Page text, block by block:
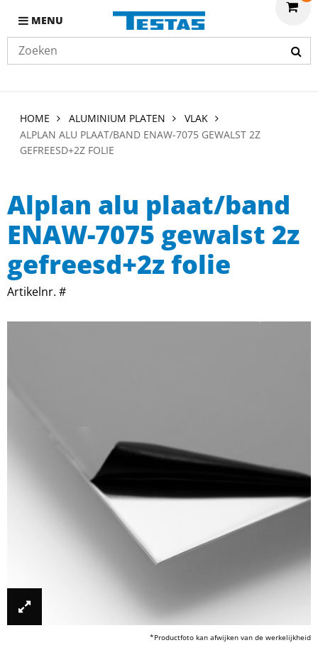
MENU
HOME ALUMINIUM PLATEN
VLAK
ALPLAN ALU PLAAT/BAND ENAW-7075 GEWALST 2Z
GEFREESD+2Z FOLIE
Alplan alu plaat/band
ENAW-7075 gewalst 2z
gefreesd+2z folie
Artikelnr. #
*Productfoto kan afwijken van de werkelijkheid